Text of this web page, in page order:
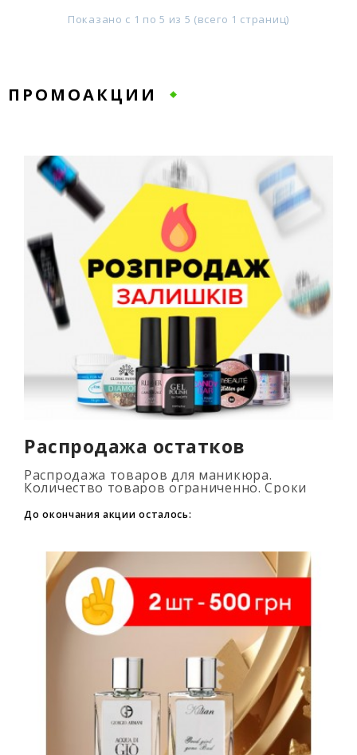
Показано с 1 по 5 из 5 (всего 1 страниц)
ПРОМОАКЦИИ
Распродажа остатков
Распродажа товаров для маникюра.
Количество товаров ограниченно. Сроки
До окончания акции осталось: